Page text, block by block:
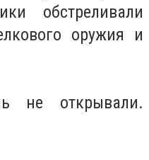
обстреливали
оружия и
не открывали.